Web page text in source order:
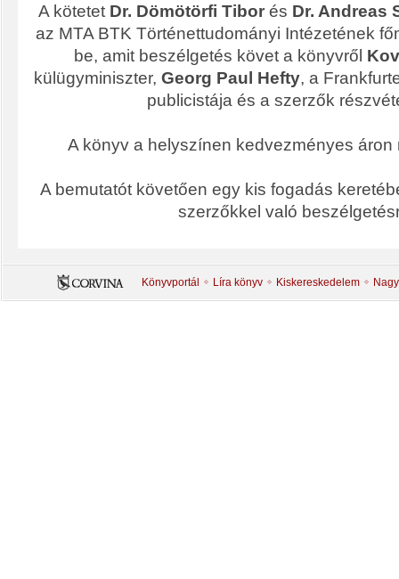
A kötetet Dr. Dömötörfi Tibor és Dr. Andreas
az MTA BTK Történettudományi Intézetének
be, amit beszélgetés követ a könyvről
külügyminiszter, Georg Paul Hefty, a
publicistája és a szerzők
A könyv a helyszínen kedvezményes áron
A bemutatót követően egy kis fogadás
szerzőkkel való
Könyvportál Líra könyv Kiskereskedelem